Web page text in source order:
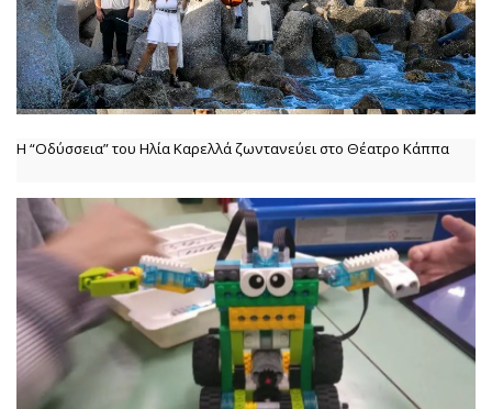
Η “Οδύσσεια” του Ηλία Καρελλά ζωντανεύει στο Θέατρο Κάππα